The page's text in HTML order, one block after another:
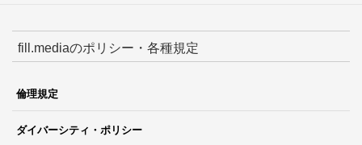
fill.mediaのポリシー・各種規定
倫理規定
ダイバーシティ・ポリシー